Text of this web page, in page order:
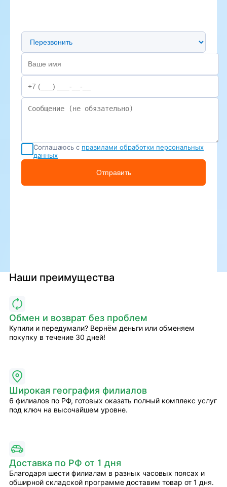
Предпочтительный способ связи
Соглашаюсь с правилами обработки персональных
данных
Отправить
Наши преимущества
Обмен и возврат без проблем
Купили и передумали? Вернём деньги или обменяем
покупку в течение 30 дней!
Широкая география филиалов
6 филиалов по РФ, готовых оказать полный комплекс услуг
под ключ на высочайшем уровне.
Доставка по РФ от 1 дня
Благодаря шести филиалам в разных часовых поясах и
обширной складской программе доставим товар от 1 дня.